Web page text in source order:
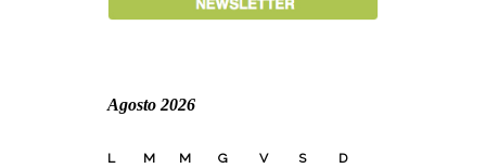
Agosto 2026
L M M G V S D